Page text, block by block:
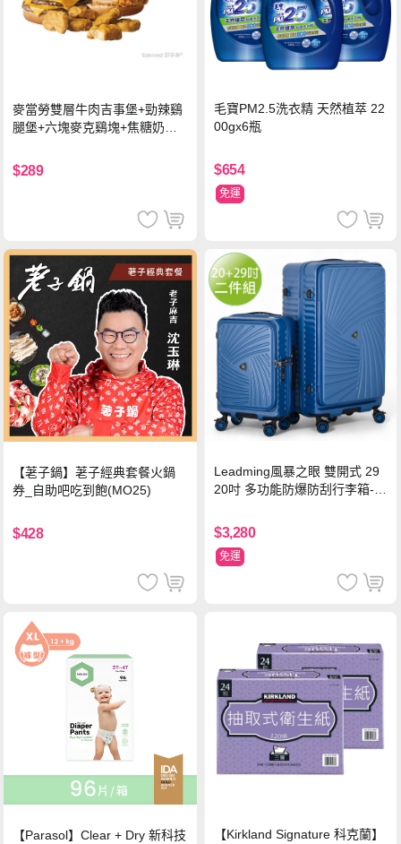
麥當勞雙層牛肉吉事堡+勁辣鷄
腿堡+六塊麥克鷄塊+焦糖奶茶
$289
毛寶PM2.5洗衣精 天然植萃 22
00gx6瓶
$654
免運
【荖子鍋】荖子經典套餐火鍋
券_自助吧吃到飽(MO25)
$428
Leadming風暴之眼 雙開式 29
20吋 多功能防爆防刮行李箱-海
$3,280
免運
【Parasol】Clear + Dry 新科技
【Kirkland Signature 科克蘭】